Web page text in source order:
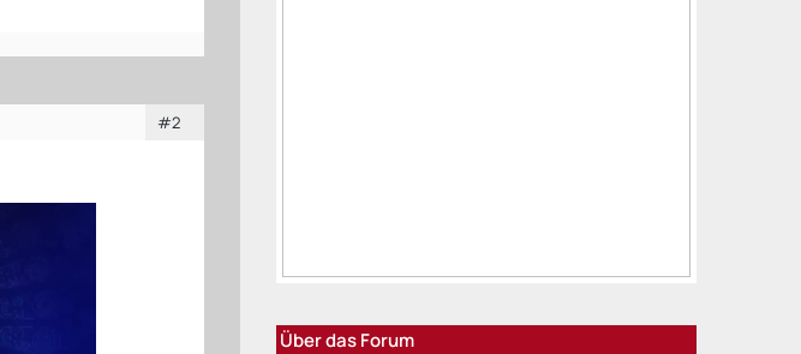
#2
Über das Forum